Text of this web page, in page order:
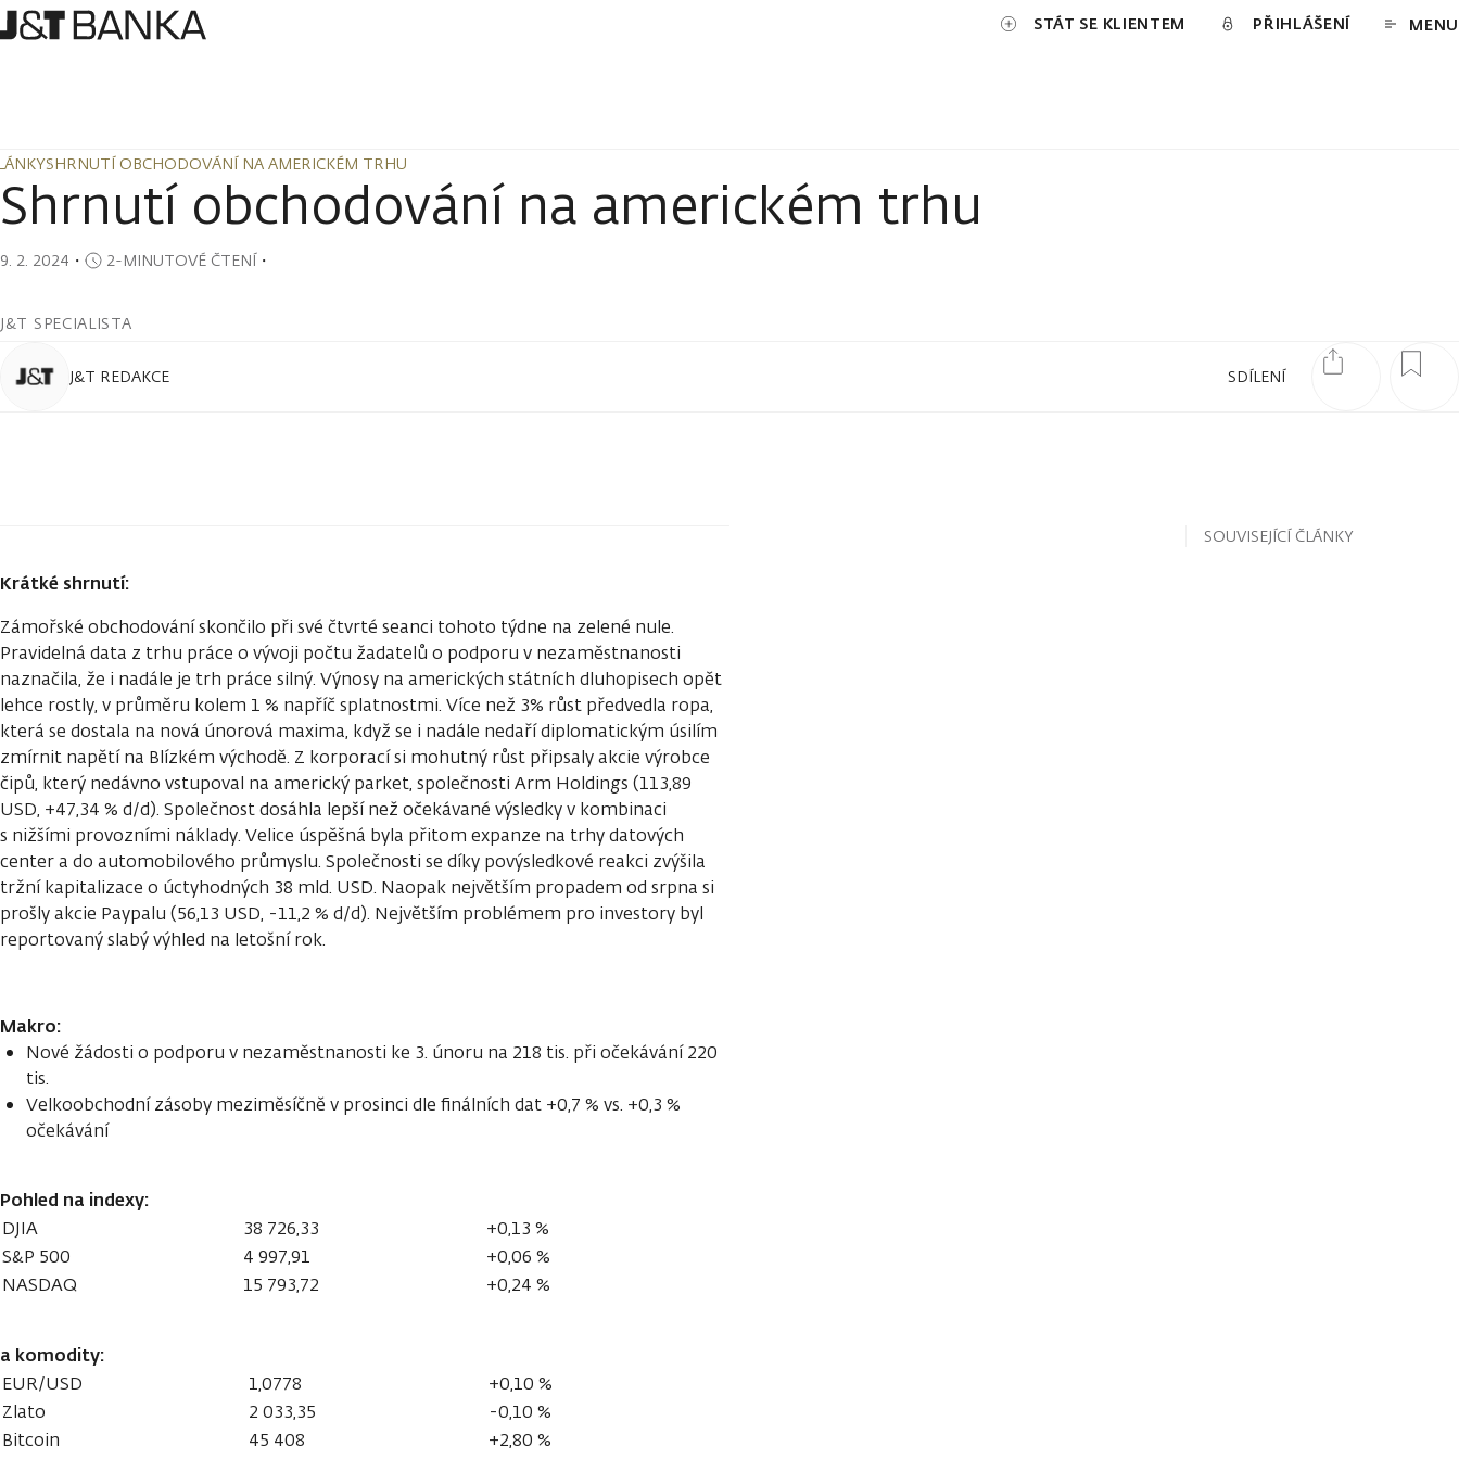
STÁT SE KLIENTEM PŘIHLÁŠENÍ MENU
SHRNUTÍ OBCHODOVÁNÍ NA AMERICKÉM TRHU
SHRNUTÍ OBCHODOVÁNÍ NA AMERICKÉM TRHU
Shrnutí obchodování na americkém trhu
9. 2. 2024 ・ 2-MINUTOVÉ ČTENÍ・
J&T SPECIALISTA
SDÍLENÍ
J&T REDAKCE
Krátké shrnutí:
Zámořské obchodování skončilo při své čtvrté seanci tohoto týdne na zelené nule.
Pravidelná data z trhu práce o vývoji počtu žadatelů o podporu v nezaměstnanosti
naznačila, že i nadále je trh práce silný. Výnosy na amerických státních dluhopisech opět
lehce rostly, v průměru kolem 1 % napříč splatnostmi. Více než 3% růst předvedla ropa,
která se dostala na nová únorová maxima, když se i nadále nedaří diplomatickým úsilím
zmírnit napětí na Blízkém východě. Z korporací si mohutný růst připsaly akcie výrobce
čipů, který nedávno vstupoval na americký parket, společnosti Arm Holdings (113,89
USD, +47,34 % d/d). Společnost dosáhla lepší než očekávané výsledky v kombinaci
s nižšími provozními náklady. Velice úspěšná byla přitom expanze na trhy datových
center a do automobilového průmyslu. Společnosti se díky povýsledkové reakci zvýšila
tržní kapitalizace o úctyhodných 38 mld. USD. Naopak největším propadem od srpna si
prošly akcie Paypalu (56,13 USD, -11,2 % d/d). Největším problémem pro investory byl
reportovaný slabý výhled na letošní rok.
Makro:
Nové žádosti o podporu v nezaměstnanosti ke 3. únoru na 218 tis. při očekávání 220
tis.
Velkoobchodní zásoby meziměsíčně v prosinci dle finálních dat +0,7 % vs. +0,3 %
očekávání
Pohled na indexy:
DJIA 38 726,33
+0,13 %
S&P 500
4 997,91
+0,06 %
NASDAQ
15 793,72 +0,24 %
a komodity:
EUR/USD 1,0778
+0,10 %
Zlato
2 033,35
-0,10 %
Bitcoin
45 408
+2,80 %
SOUVISEJÍCÍ ČLÁNKY